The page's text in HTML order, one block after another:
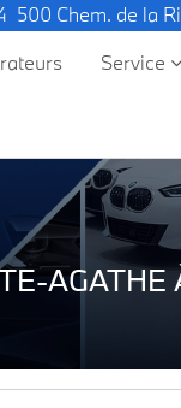
500 Chem. de la
Service